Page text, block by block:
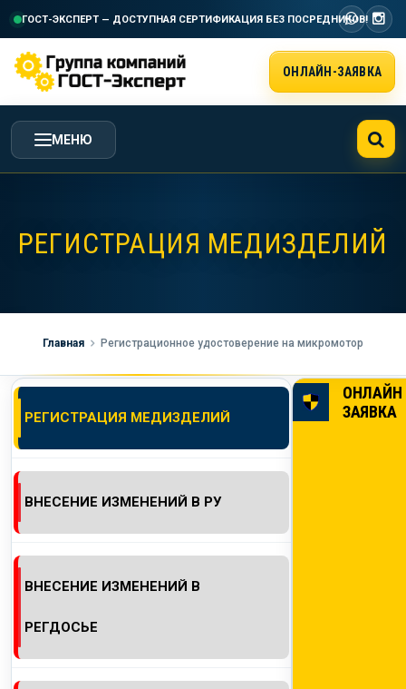
ГОСТ-ЭКСПЕРТ — ДОСТУПНАЯ СЕРТИФИКАЦИЯ БЕЗ ПОСРЕДНИКОВ!
ОНЛАЙН-ЗАЯВКА
МЕНЮ
УСЛУГИ ГК ГОСТ-ЭКСПЕРТ
СТОИМОСТЬ РАБОТ
НАША КОМПАНИЯ
КОНТАКТЫ
РЕГИСТРАЦИЯ МЕДИЗДЕЛИЙ
Главная Регистрационное удостоверение на микромотор
РЕГИСТРАЦИЯ МЕДИЗДЕЛИЙ
ВНЕСЕНИЕ ИЗМЕНЕНИЙ В РУ
ВНЕСЕНИЕ ИЗМЕНЕНИЙ В
РЕГДОСЬЕ
ОНЛАЙН
ЗАЯВКА